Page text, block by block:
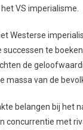
VS imperialisme.
Westerse
successen te
de
massa van de
belangen bij het
concurrentie met